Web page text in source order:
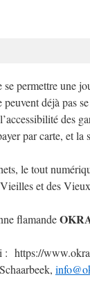
permettre une
déjà pas
des
par carte, et la
le tout
et des
flamande
: https://